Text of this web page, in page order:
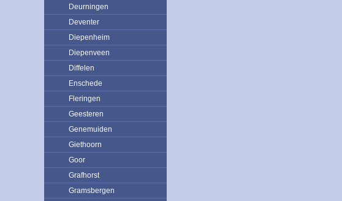
Deurningen
Deventer
Diepenheim
Diepenveen
Diffelen
Enschede
Fleringen
Geesteren
Genemuiden
Giethoorn
Goor
Grafhorst
Gramsbergen